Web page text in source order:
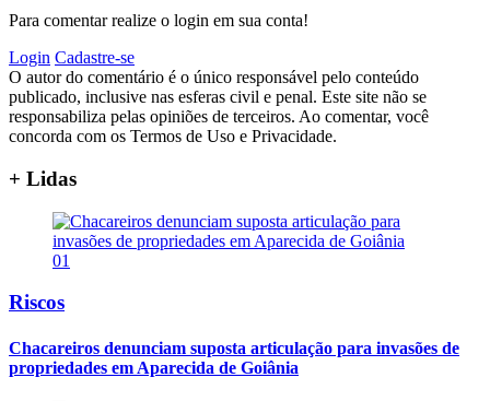
Para comentar realize o login em sua conta!
Login Cadastre-se
O autor do comentário é o único responsável pelo conteúdo
publicado, inclusive nas esferas civil e penal. Este site não se
responsabiliza pelas opiniões de terceiros. Ao comentar, você
concorda com os Termos de Uso e Privacidade.
+ Lidas
01
Riscos
Chacareiros denunciam suposta articulação para invasões de
propriedades em Aparecida de Goiânia